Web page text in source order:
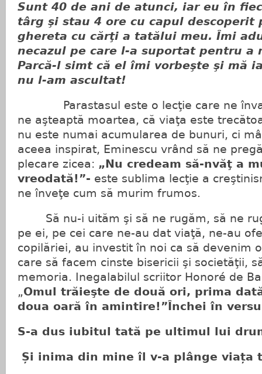
Sunt 40 de ani de atunci, iar eu în
târg şi stau 4 ore cu capul descoperit
ghereta cu cărţi a tatălui meu. Îmi
necazul pe care l-a suportat pentru a
Parcă-l simt că el îmi vorbeşte şi mă
nu l-am ascultat!
Parastasul este o lecţie care ne
ne aşteaptă moartea, că viaţa este
nu este numai acumularea de bunuri, ci
aceea inspirat, Eminescu vrând să ne
plecare zicea: „Nu credeam să-nvăţ a
vreodată!”- este sublima lecţie a
ne înveţe cum să murim frumos.
Să nu-i uităm şi să ne rugăm, să ne
pe ei, pe cei care ne-au dat viaţă, ne-au
copilăriei, au investit în noi ca să devenim
care să facem cinste bisericii şi societăţii,
memoria. Inegalabilul scriitor Honoré de
„Omul trăieşte de două ori, prima
doua oară în amintire!” Închei în
S-a dus iubitul tată pe ultimul lui
Și inima din mine îl v-a plânge